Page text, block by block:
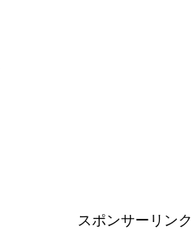
スポンサーリンク